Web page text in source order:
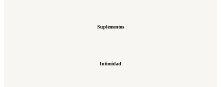
Suplementos
Intimidad